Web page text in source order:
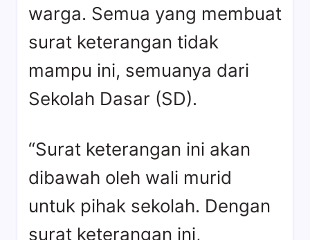
warga. Semua yang membuat
surat keterangan tidak
mampu ini, semuanya dari
Sekolah Dasar (SD).
“Surat keterangan ini akan
dibawah oleh wali murid
untuk pihak sekolah. Dengan
surat keterangan ini,